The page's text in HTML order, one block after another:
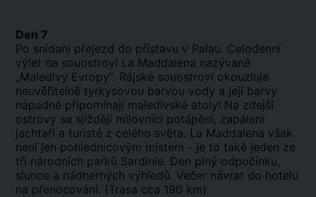
Den 7
Po snídani přejezd do přístavu v Palau. Celodenní
výlet na souostroví La Maddalena nazývané
„Maledivy Evropy“. Rájské souostroví okouzluje
neuvěřitelně tyrkysovou barvou vody a její barvy
nápadně připomínají maledivské atoly! Na zdejší
ostrovy se sjíždějí milovníci potápění, zapálení
jachtaři a turisté z celého světa. La Maddalena však
není jen pohlednicovým místem - je to také jeden ze
tří národních parků Sardinie. Den plný odpočinku,
slunce a nádherných výhledů. Večer návrat do hotelu
na přenocování. (Trasa cca 190 km)